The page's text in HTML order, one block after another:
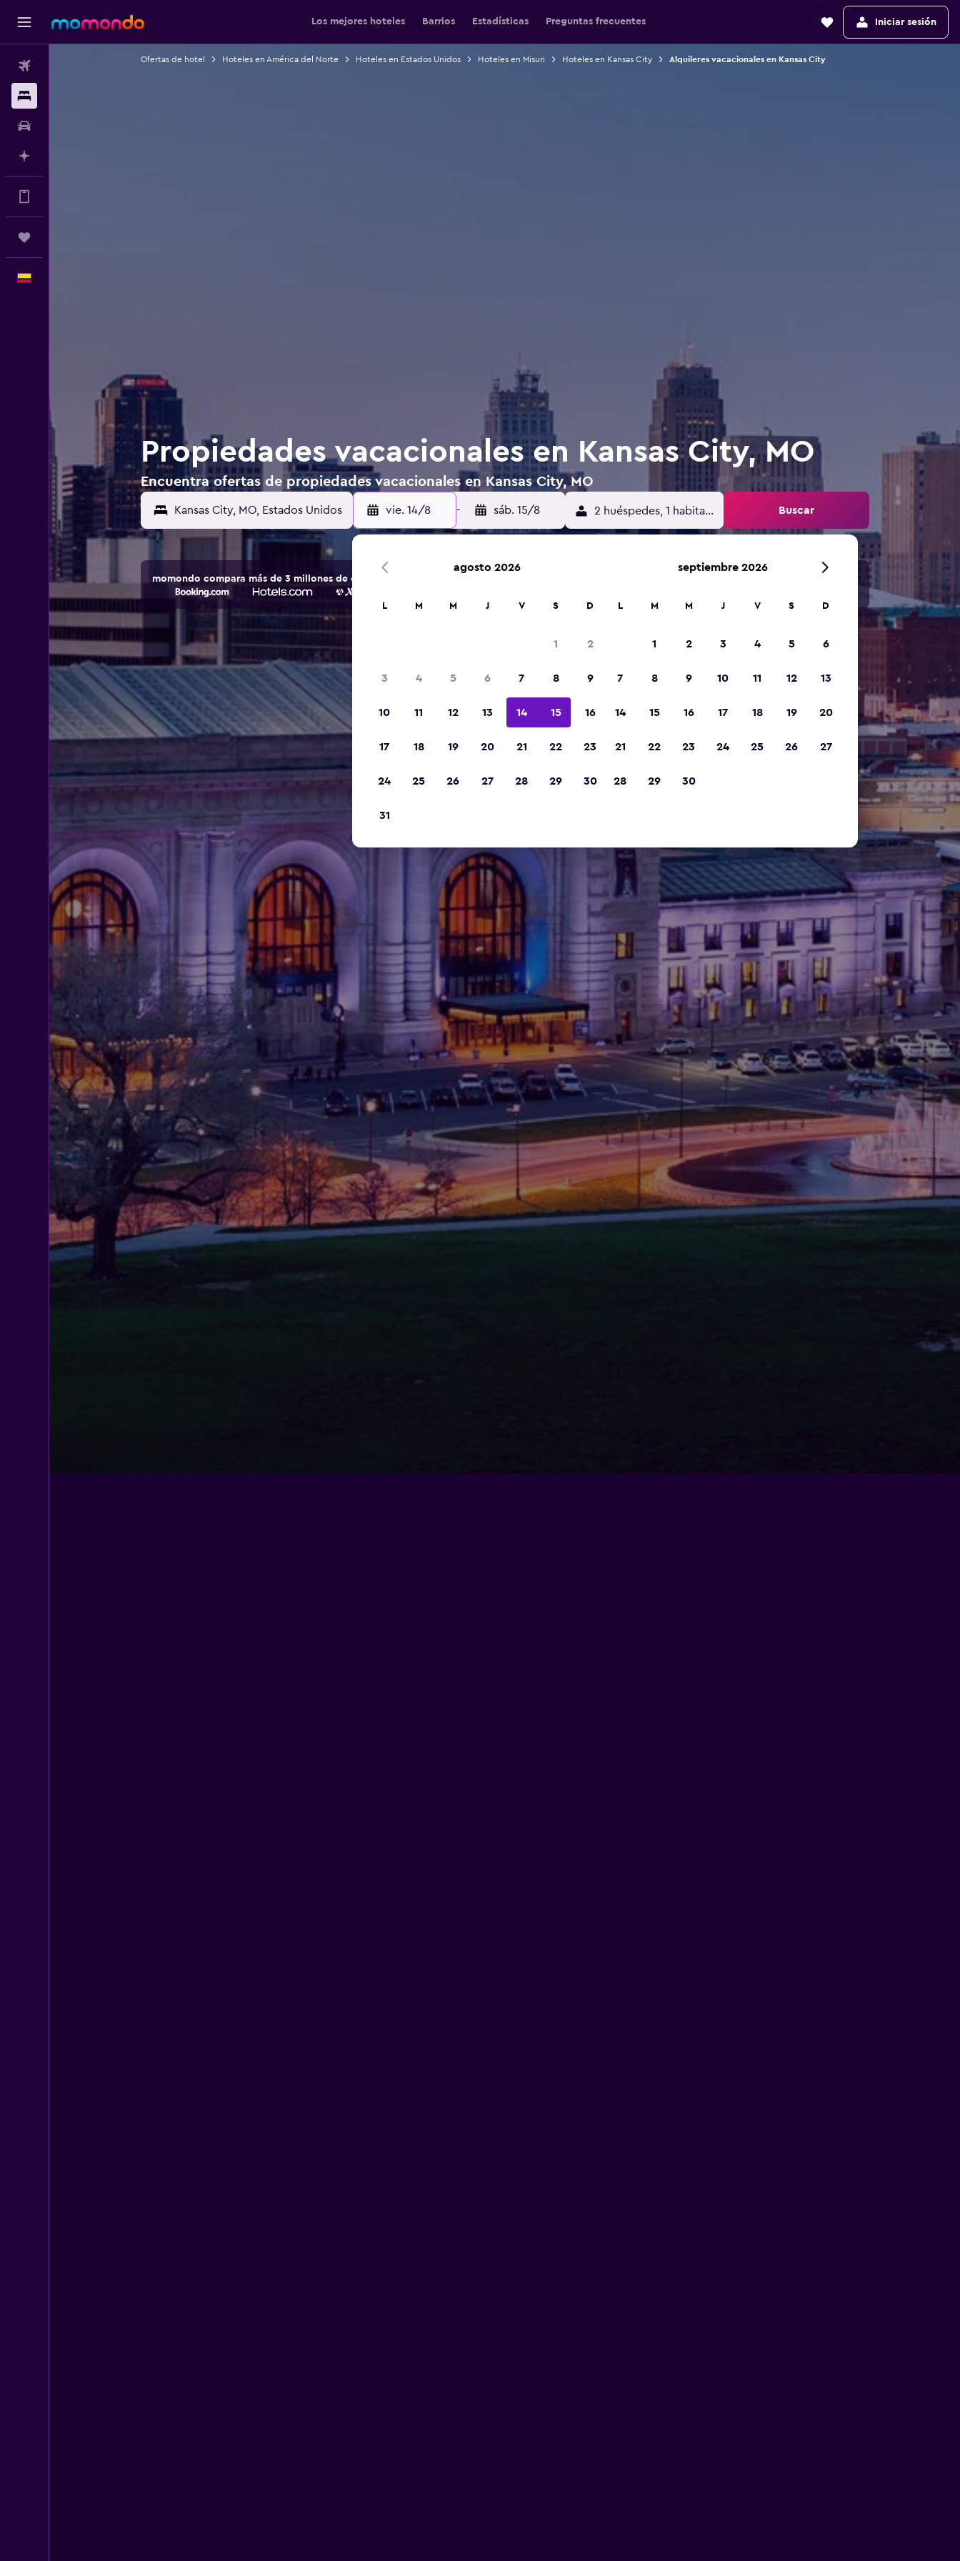
Los mejores hoteles Barrios Estadísticas Preguntas frecuentes Iniciar sesión
Ofertas de hotel Hoteles en América del Norte Hoteles en Estados Unidos Hoteles en Misuri Hoteles en Kansas City Alquileres vacacionales en Kansas City
Propiedades vacacionales en Kansas City, MO
Encuentra ofertas de propiedades vacacionales en Kansas City, MO
Kansas City, MO, Estados Unidos vie. 14/8 - sáb. 15/8 2 huéspedes, 1 habitación Buscar
momondo compara más de 3 millones de opciones de hoteles y alojamientos.
agosto 2026
L M M J V S D
1 2
3 4 5 6 7 8 9
10 11 12 13 14 15 16
17 18 19 20 21 22 23
24 25 26 27 28 29 30
31
septiembre 2026
L M M J V S D
1 2 3 4 5 6
7 8 9 10 11 12 13
14 15 16 17 18 19 20
21 22 23 24 25 26 27
28 29 30